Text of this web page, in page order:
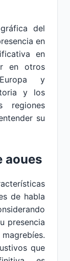
del
en
en
en otros
y
y los
regiones
su
aoues
de habla
presencia
que